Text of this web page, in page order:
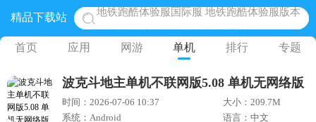
精品下载站
网易光遇手游正版 点亮星空共庆周年
黎明觉醒生机腾讯正版 黎明觉醒生机国际服
蛋仔派对下载 蛋仔派对体验服
奥特曼王者传奇 正版奥特曼游戏
地铁跑酷体验服国际服 地铁跑酷体验服版本
首页 应用 网游 单机 排行 专题
波克斗地主单机不联网版5.08 单机无网络版
时间：2026-07-06 10:37
大小：209.7M
系统：Android
语言：中文